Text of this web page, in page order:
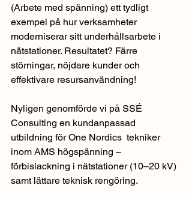
(Arbete med spänning) ett tydligt
exempel på hur verksamheter
moderniserar sitt underhållsarbete i
nätstationer. Resultatet? Färre
störningar, nöjdare kunder och
effektivare resursanvändning!
Nyligen genomförde vi på SSÉ
Consulting en kundanpassad
utbildning för One Nordics  tekniker
inom AMS högspänning –
förbislackning i nätstationer (10–20 kV)
samt lättare teknisk rengöring.